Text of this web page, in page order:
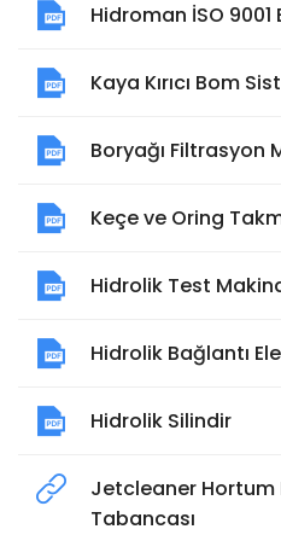
Hidroman İSO 9001
Kaya Kırıcı Bom
Boryağı Filtrasyon
Keçe ve Oring
Hidrolik Test
Hidrolik Bağlantı
Hidrolik Silindir
Jetcleaner Hortum
Tabancası